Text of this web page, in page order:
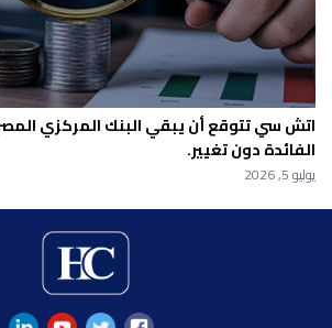
اتش سي تتوقع أن يبقي البنك المركزي
الفائدة دون تغيير.
يوليو 5, 2026